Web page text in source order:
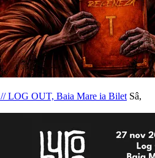
//LOG OUT, Baia Mare ia Bilet Sâ,